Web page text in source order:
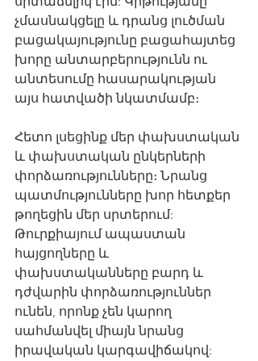
չմասնակցելը և դրանց լուծման
բացակայությունը բացահայտեց
խորը անտարբերությունն ու
անտեսումը հասարակության
այս հատվածի նկատմամբ։
Հետո լսեցինք մեր փախստական
և փախստական ընկերների
փորձառությունները։ Նրանց
պատմությունները խոր հետքեր
թողեցին մեր սրտերում:
Թուրքիայում ապաստան
հայցողները և
փախստականները բարդ և
դժվարին փորձառություններ
ունեն, որոնք չեն կարող
սահմանվել միայն նրանց
իրավական կարգավիճակով: